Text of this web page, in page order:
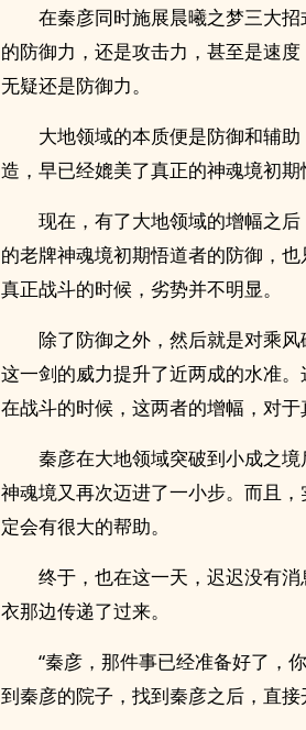
在秦彦同时施展晨曦之梦三大
的防御力，还是攻击力，甚至是速
无疑还是防御力。
大地领域的本质便是防御和辅
造，早已经媲美了真正的神魂境初期
现在，有了大地领域的增幅之
的老牌神魂境初期悟道者的防御，
真正战斗的时候，劣势并不明显。
除了防御之外，然后就是对乘
这一剑的威力提升了近两成的水准
在战斗的时候，这两者的增幅，对于
秦彦在大地领域突破到小成之
神魂境又再次迈进了一小步。而且
定会有很大的帮助。
终于，也在这一天，迟迟没有
衣那边传递了过来。
“秦彦，那件事已经准备好了，
到秦彦的院子，找到秦彦之后，直接